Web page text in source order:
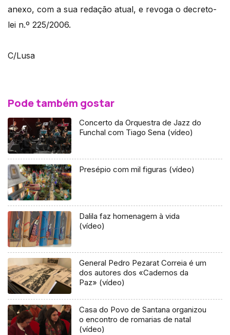
anexo, com a sua redação atual, e revoga o decreto-
lei n.º 225/2006.
C/Lusa
Pode também gostar
Concerto da Orquestra de Jazz do
Funchal com Tiago Sena (vídeo)
Presépio com mil figuras (vídeo)
Dalila faz homenagem à vida
(vídeo)
General Pedro Pezarat Correia é um
dos autores dos «Cadernos da
Paz» (vídeo)
Casa do Povo de Santana organizou
o encontro de romarias de natal
(vídeo)